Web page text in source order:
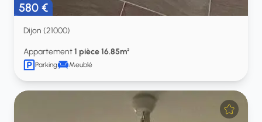
580 €
Dijon (21000)
Appartement1 pièce 16.85m²
Parking Meublé